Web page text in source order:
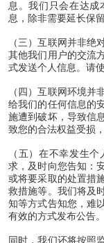
息。我们只会在达成
息，除非需要延长保
（三）互联网并非绝
其他我们用户的交流
式发送个人信息。请
（四）互联网环境并
给我们的任何信息的
施遭到破坏，导致信
致您的合法权益受损
（五）在不幸发生
求，及时向您告知：
或将要采取的处置措
救措施等。我们将及
知等方式告知您，难
有效的方式发布公告。
同时，我们还将按照